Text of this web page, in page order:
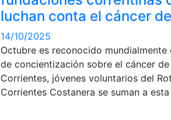
luchan conta el cáncer
14/10/2025
Octubre es reconocido mundialmente
de concientización sobre el cáncer
Corrientes, jóvenes voluntarios del
Corrientes Costanera se suman a